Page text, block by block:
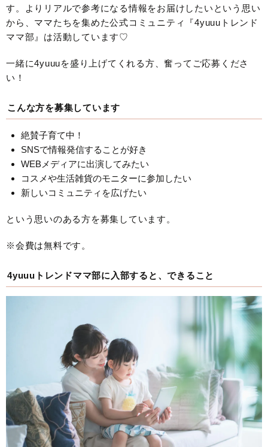
す。よりリアルで参考になる情報をお届けしたいという思い
から、ママたちを集めた公式コミュニティ『4yuuuトレンド
ママ部』は活動しています♡
一緒に4yuuuを盛り上げてくれる方、奮ってご応募くださ
い！
こんな方を募集しています
絶賛子育て中！
SNSで情報発信することが好き
WEBメディアに出演してみたい
コスメや生活雑貨のモニターに参加したい
新しいコミュニティを広げたい
という思いのある方を募集しています。
※会費は無料です。
4yuuuトレンドママ部に入部すると、できること